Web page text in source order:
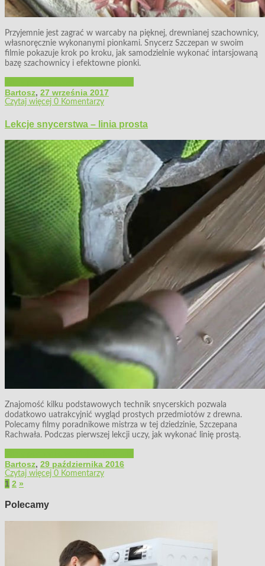
Przyjemnie jest zagrać w warcaby na pięknej, drewnianej szachownicy,
własnoręcznie wykonanymi pionkami. Snycerz Szczepan w swoim
filmie pokazuje krok po kroku, jak samodzielnie wykonać intarsjowaną
bazę szachownicy i efektowne pionki.
Bartosz, 27 września 2017
Czytaj więcej 0 Komentarzy
Lekcje snycerstwa – linia prosta
Znajomość kilku podstawowych technik snycerskich pozwala
dodatkowo uatrakcyjnić wygląd prostych przedmiotów z drewna.
Polecamy filmy poradnikowe mistrza w tej dziedzinie, Szczepana
Rachwała. Podczas pierwszej lekcji uczy, jak wykonać linię prostą.
Bartosz, 29 października 2016
Czytaj więcej 0 Komentarzy
1 2 »
Polecamy